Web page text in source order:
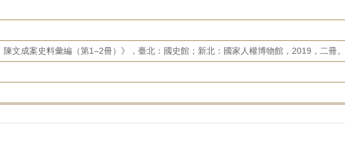
陳文成案史料彙編（第1–2冊）》，臺北：國史館；新北：國家人權博物館，2019，二冊。